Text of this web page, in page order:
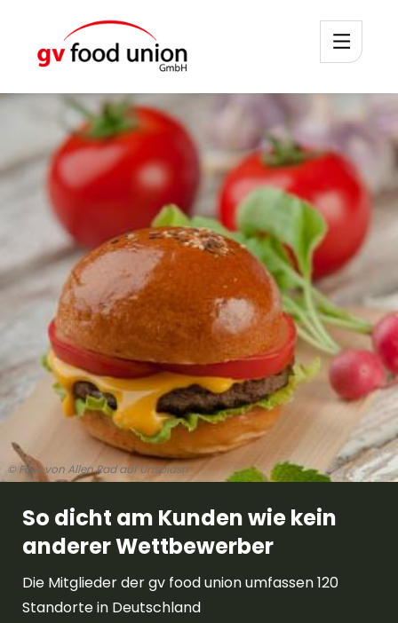
© Foto von Allen Rad auf Unsplash
So dicht am Kunden wie kein
anderer Wettbewerber
Die Mitglieder der gv food union umfassen 120
Standorte in Deutschland